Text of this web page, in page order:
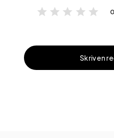
star star star star star
Skriv en